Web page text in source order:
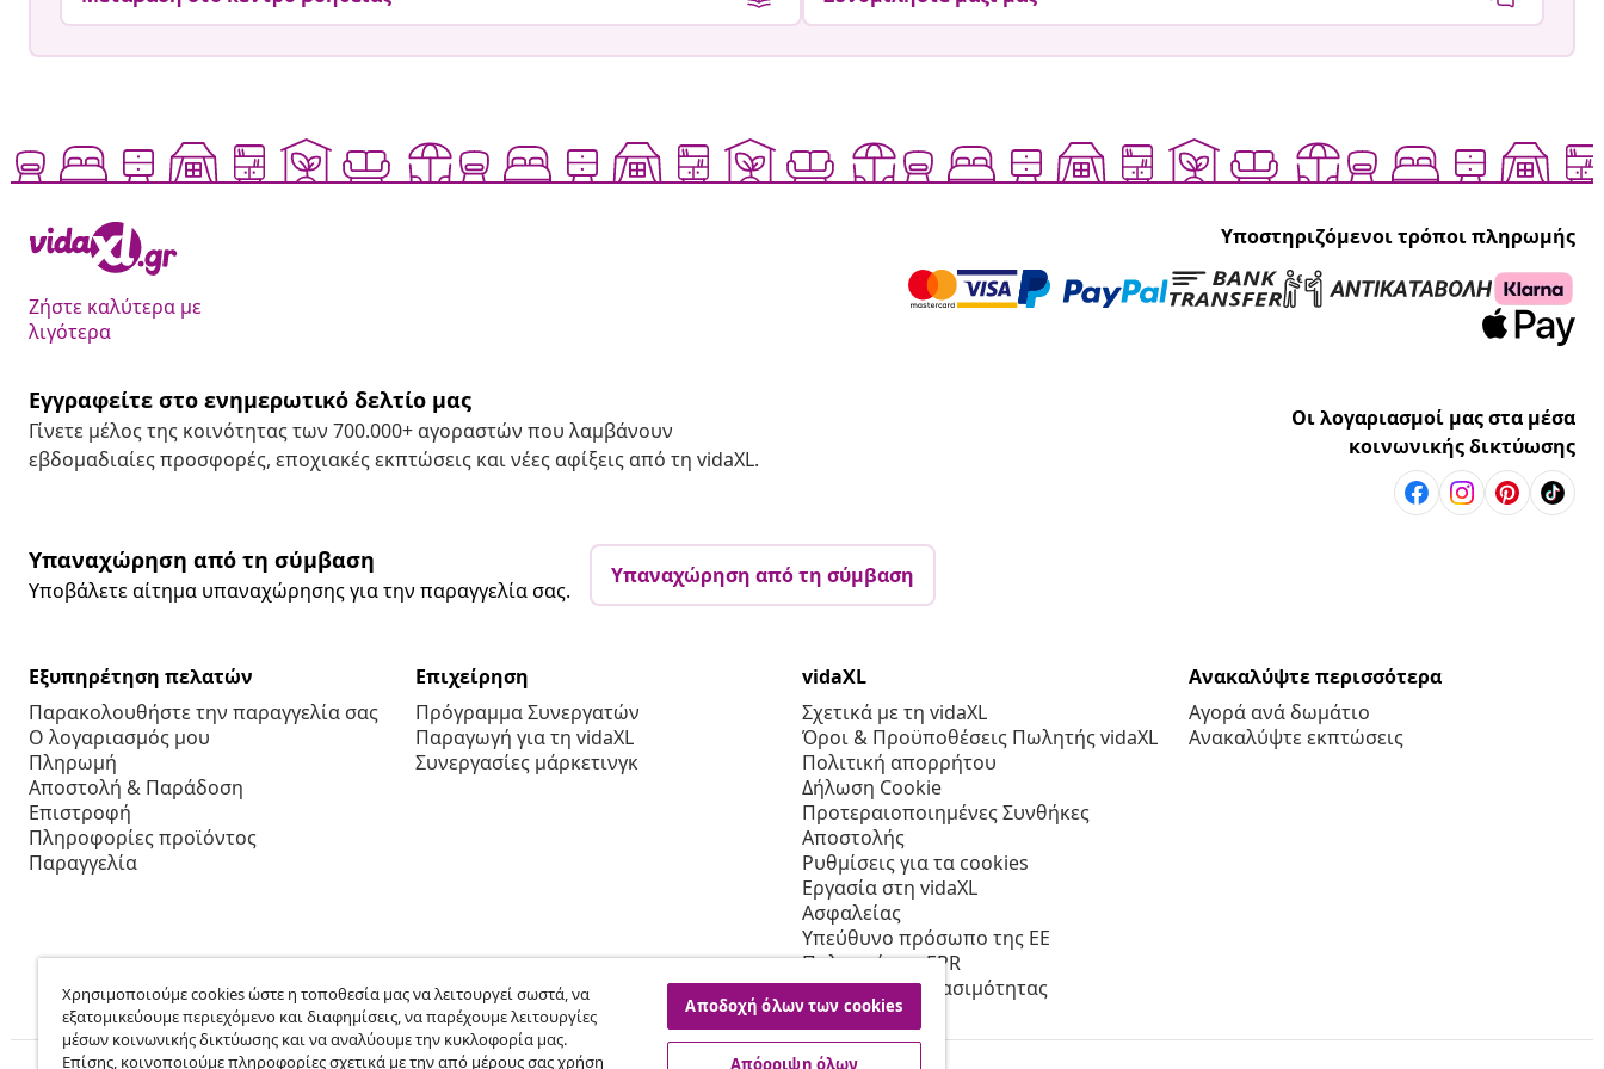
Ζήστε καλύτερα με
λιγότερα
Υποστηριζόμενοι τρόποι πληρωμής
Εγγραφείτε στο ενημερωτικό δελτίο μας
Γίνετε μέλος της κοινότητας των 700.000+ αγοραστών που λαμβάνουν
εβδομαδιαίες προσφορές, εποχιακές εκπτώσεις και νέες αφίξεις από τη vidaXL.
Οι λογαριασμοί μας στα μέσα
κοινωνικής δικτύωσης
Υπαναχώρηση από τη σύμβαση
Υποβάλετε αίτημα υπαναχώρησης για την παραγγελία σας.
Υπαναχώρηση από τη σύμβαση
Εξυπηρέτηση πελατών
Παρακολουθήστε την παραγγελία σας
Ο λογαριασμός μου
Πληρωμή
Αποστολή & Παράδοση
Επιστροφή
Πληροφορίες προϊόντος
Παραγγελία
Επιχείρηση
Πρόγραμμα Συνεργατών
Παραγωγή για τη vidaXL
Συνεργασίες μάρκετινγκ
vidaXL
Σχετικά με τη vidaXL
Όροι & Προϋποθέσεις Πωλητής vidaXL
Πολιτική απορρήτου
Δήλωση Cookie
Προτεραιοποιημένες Συνθήκες
Αποστολής
Ρυθμίσεις για τα cookies
Εργασία στη vidaXL
Ασφαλείας
Υπεύθυνο πρόσωπο της ΕΕ
Πολιτική της EPR
Δήλωση προσβασιμότητας
Ανακαλύψτε περισσότερα
Αγορά ανά δωμάτιο
Ανακαλύψτε εκπτώσεις
Χρησιμοποιούμε cookies ώστε η τοποθεσία μας να λειτουργεί σωστά, να
εξατομικεύουμε περιεχόμενο και διαφημίσεις, να παρέχουμε λειτουργίες
μέσων κοινωνικής δικτύωσης και να αναλύουμε την κυκλοφορία μας.
Επίσης, κοινοποιούμε πληροφορίες σχετικά με την από μέρους σας χρήση
Αποδοχή όλων των cookies
Απόρριψη όλων